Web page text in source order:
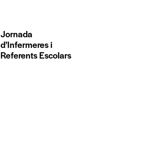
Jornada
d’Infermeres i
Referents Escolars